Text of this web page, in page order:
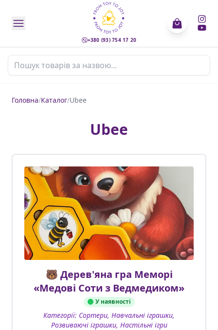
+380 (93) 754 17 20
Пошук товарів
Головна/Каталог/Ubee
Ubee
🐻 Дерев'яна гра Меморі
«Медові Соти з Ведмедиком»
У наявності
Категорії: Сортери, Навчальні іграшки,
Розвиваючі іграшки, Настільні ігри